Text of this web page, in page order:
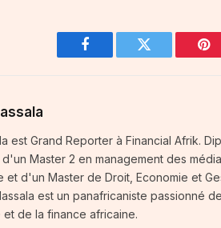
Facebook Twitter
est Grand Reporter à Financial Afrik.
Master 2 en management des
et d'un Master de Droit, Economie et
est un panafricaniste passionné
de la finance africaine.